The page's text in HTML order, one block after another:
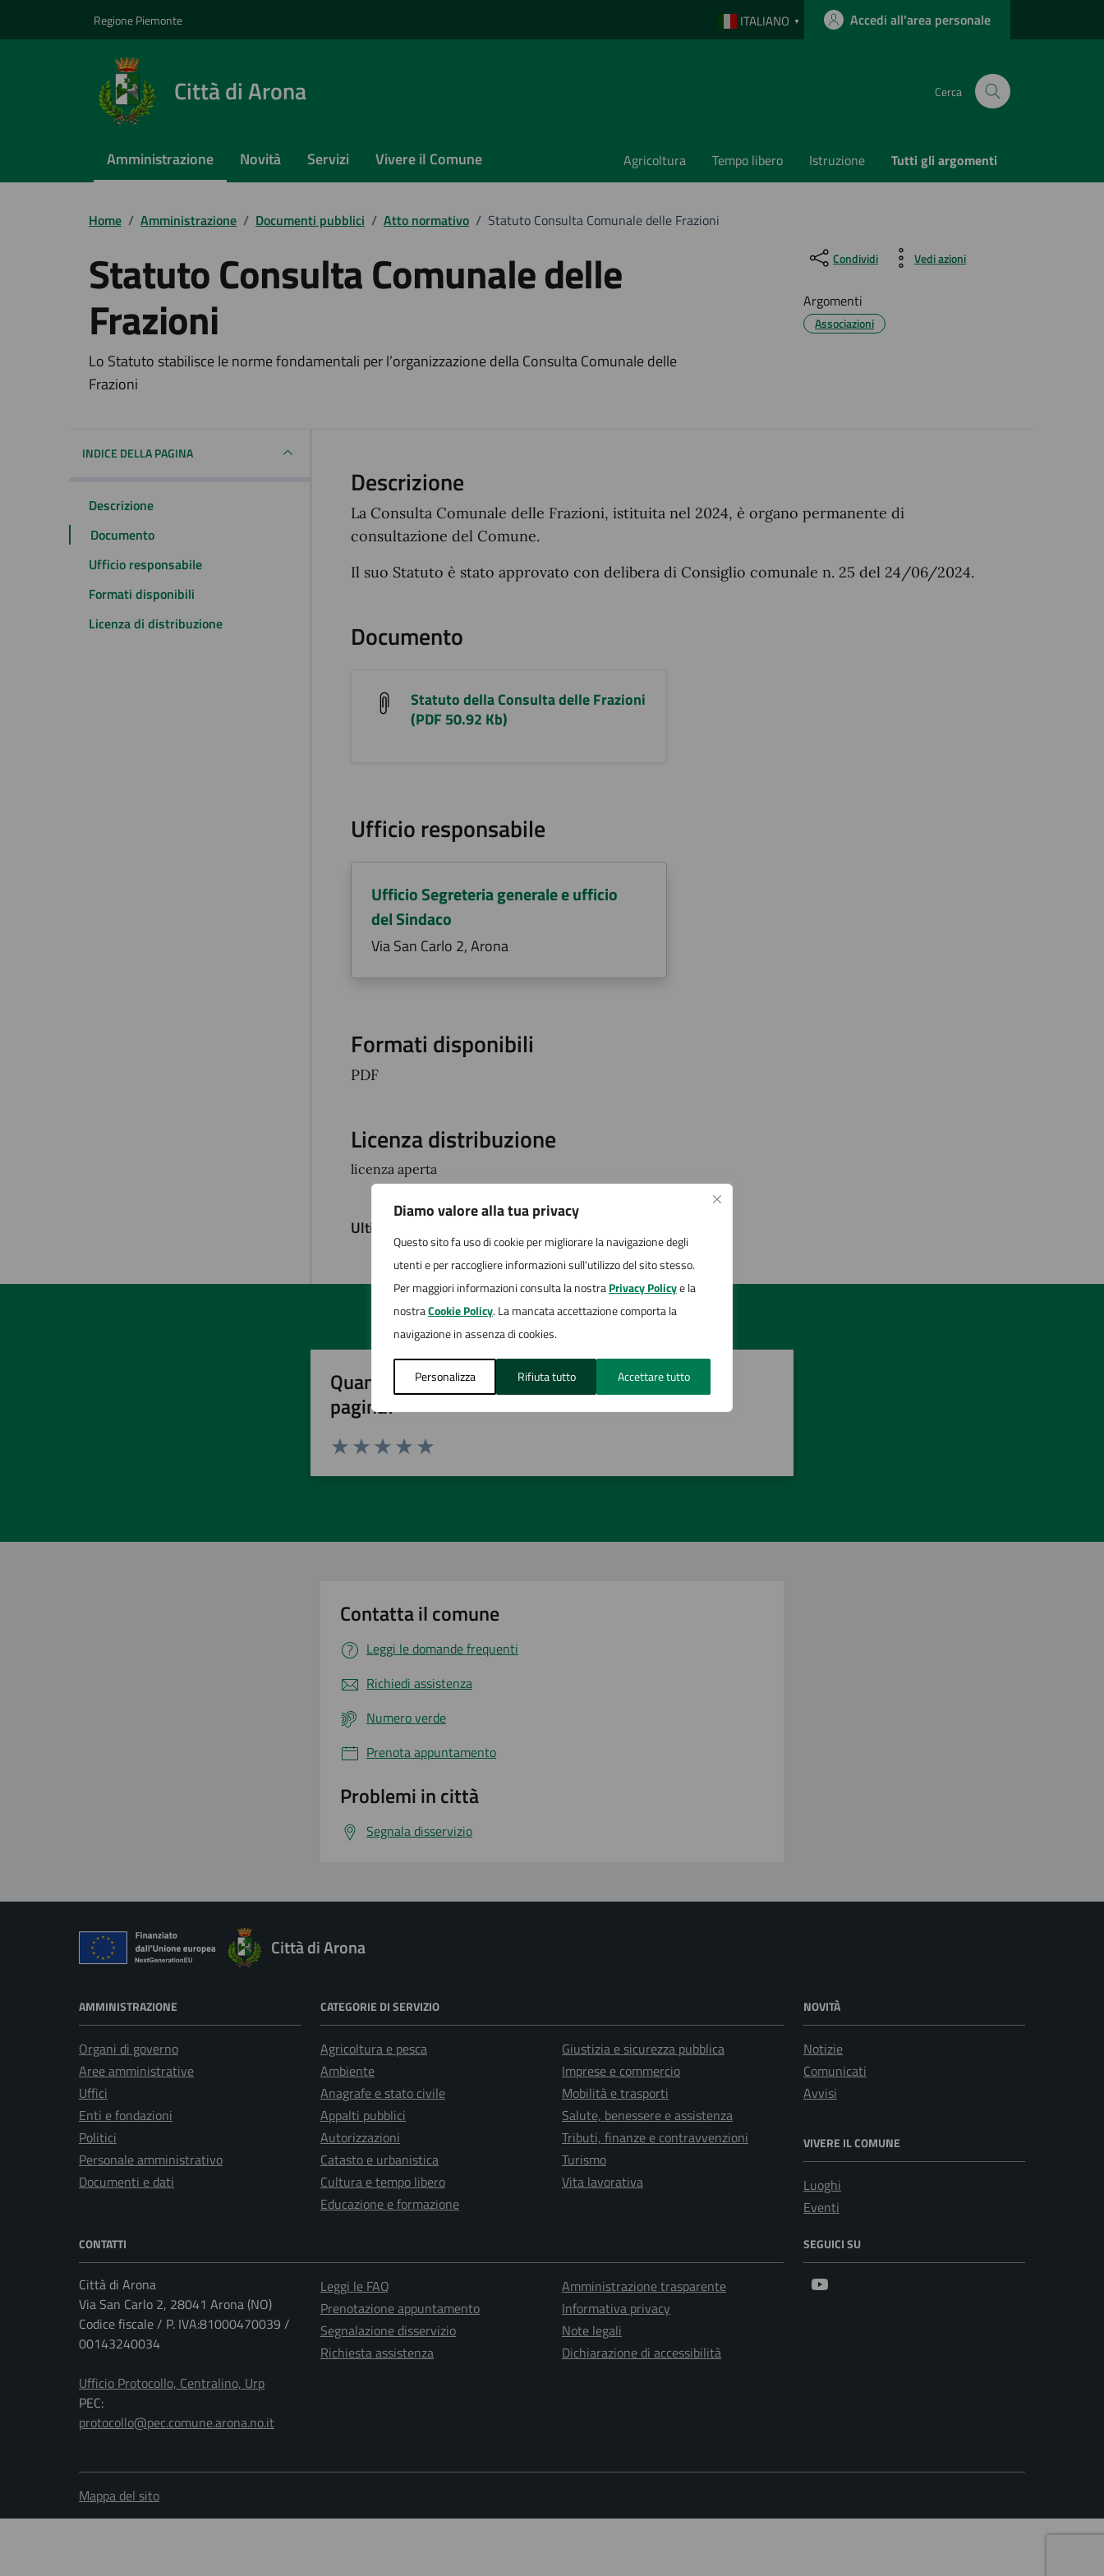
Diamo valore alla tua privacy
Questo sito fa uso di cookie per migliorare la navigazione degli
utenti e per raccogliere informazioni sull'utilizzo del sito stesso.
Per maggiori informazioni consulta la nostraPrivacy Policye la
nostraCookie Policy. La mancata accettazione comporta la
navigazione in assenza di cookies.
Personalizza Rifiuta tutto Accettare tutto
Regione Piemonte ITALIANO ▼ Accedi all'area personale
Città di Arona Cerca
Amministrazione Novità Servizi Vivere il Comune Agricoltura Tempo libero Istruzione Tutti gli argomenti
Home / Amministrazione / Documenti pubblici / Atto normativo / Statuto Consulta Comunale delle Frazioni
Statuto Consulta Comunale delle
Frazioni
Dettagli del documento
Lo Statuto stabilisce le norme fondamentali per l’organizzazione della Consulta Comunale delle
Frazioni
Condividi Vedi azioni
Argomenti
Associazioni
INDICE DELLA PAGINA
Descrizione
Documento
Ufficio responsabile
Formati disponibili
Licenza di distribuzione
Descrizione
La Consulta Comunale delle Frazioni, istituita nel 2024, è organo permanente di
consultazione del Comune.
Il suo Statuto è stato approvato con delibera di Consiglio comunale n. 25 del 24/06/2024.
Documento
Statuto della Consulta delle Frazioni
(PDF 50.92 Kb)
Ufficio responsabile
Ufficio Segreteria generale e ufficio
del Sindaco
Via San Carlo 2, Arona
Formati disponibili
PDF
Licenza distribuzione
licenza aperta
Ultimo aggiornamento:
Quanto sono chiare le informazioni su questa
pagina?
Contatta il comune
Leggi le domande frequenti
Richiedi assistenza
Numero verde
Prenota appuntamento
Problemi in città
Segnala disservizio
Città di Arona
AMMINISTRAZIONE
Organi di governo
Aree amministrative
Uffici
Enti e fondazioni
Politici
Personale amministrativo
Documenti e dati
CATEGORIE DI SERVIZIO
Agricoltura e pesca
Ambiente
Anagrafe e stato civile
Appalti pubblici
Autorizzazioni
Catasto e urbanistica
Cultura e tempo libero
Educazione e formazione
Giustizia e sicurezza pubblica
Imprese e commercio
Mobilità e trasporti
Salute, benessere e assistenza
Tributi, finanze e contravvenzioni
Turismo
Vita lavorativa
NOVITÀ
Notizie
Comunicati
Avvisi
VIVERE IL COMUNE
Luoghi
Eventi
CONTATTI
Città di Arona
Via San Carlo 2, 28041 Arona (NO)
Codice fiscale / P. IVA:81000470039 /
00143240034
Ufficio Protocollo, Centralino, Urp
PEC:
protocollo@pec.comune.arona.no.it
Leggi le FAQ
Prenotazione appuntamento
Segnalazione disservizio
Richiesta assistenza
Amministrazione trasparente
Informativa privacy
Note legali
Dichiarazione di accessibilità
SEGUICI SU
Mappa del sito